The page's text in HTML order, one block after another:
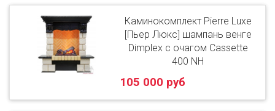
Каминокомплект Pierre Luxe
[Пьер Люкс] шампань венге
Dimplex с очагом Cassette
400 NH
105 000 руб